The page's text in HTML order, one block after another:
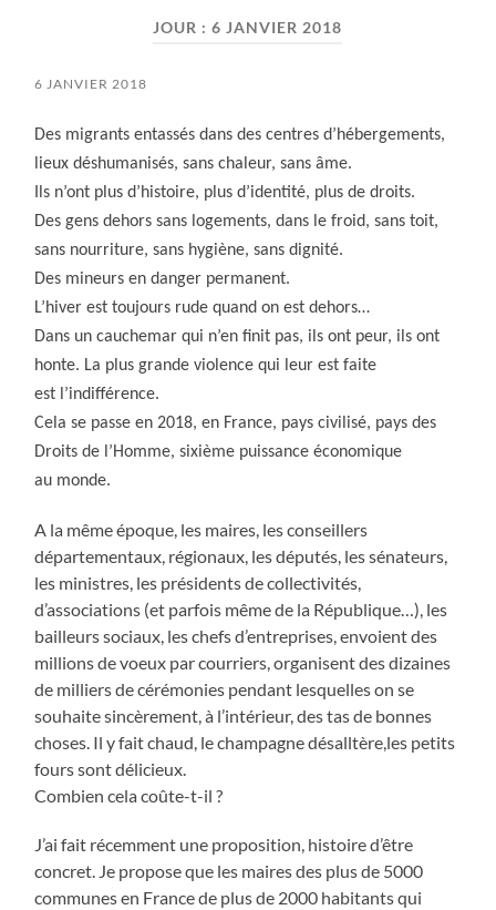
JOUR :6 JANVIER 2018
6 JANVIER 2018
Des migrants entassés dans des centres d’hébergements,
lieux déshumanisés, sans chaleur, sans âme.
Ils n’ont plus d’histoire, plus d’identité, plus de droits.
Des gens dehors sans logements, dans le froid, sans toit,
sans nourriture, sans hygiène, sans dignité.
Des mineurs en danger permanent.
L’hiver est toujours rude quand on est dehors…
Dans un cauchemar qui n’en finit pas, ils ont peur, ils ont
honte. La plus grande violence qui leur est faite
est l’indifférence.
Cela se passe en 2018, en France, pays civilisé, pays des
Droits de l’Homme, sixième puissance économique
au monde.
A la même époque, les maires, les conseillers
départementaux, régionaux, les députés, les sénateurs,
les ministres, les présidents de collectivités,
d’associations (et parfois même de la République…), les
bailleurs sociaux, les chefs d’entreprises, envoient des
millions de voeux par courriers, organisent des dizaines
de milliers de cérémonies pendant lesquelles on se
souhaite sincèrement, à l’intérieur, des tas de bonnes
choses. Il y fait chaud, le champagne désalltère,les petits
fours sont délicieux.
Combien cela coûte-t-il ?
J’ai fait récemment une proposition, histoire d’être
concret. Je propose que les maires des plus de 5000
communes en France de plus de 2000 habitants qui